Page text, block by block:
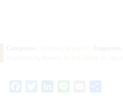
Catégories : Étiquettes :
FacebookTwitterLinkedIn Email